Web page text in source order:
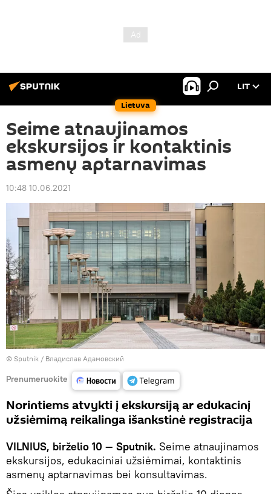
Lietuva
LIT
Seime atnaujinamos
ekskursijos ir kontaktinis
asmenų aptarnavimas
10:48 10.06.2021
© Sputnik / Владислав Адамовский
Prenumeruokite
Norintiems atvykti į ekskursiją ar edukacinį
užsiėmimą reikalinga išankstinė registracija
VILNIUS, birželio 10 — Sputnik. Seime atnaujinamos
ekskursijos, edukaciniai užsiėmimai, kontaktinis
asmenų aptarnavimas bei konsultavimas.